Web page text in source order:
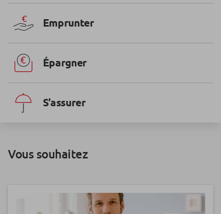
Emprunter
Épargner
S’assurer
Vous souhaitez